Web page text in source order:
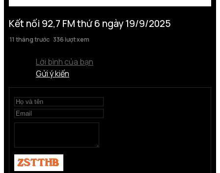
Kết nối 92,7 FM thứ 6 ngày 19/9/2025
11 tháng trước 336 lượt xem
Lời bình của bạn
Gửi ý kiến